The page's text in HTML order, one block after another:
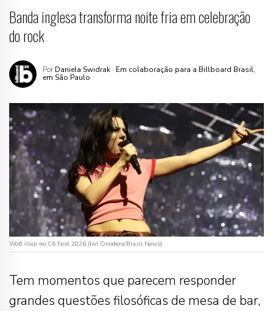
Banda inglesa transforma noite fria em celebração
do rock
Por Daniela Swidrak · Em colaboração para a Billboard Brasil,
em São Paulo
Wolf Alice no C6 Fest 2026 (Iwi Onodera/Brazil News)
Tem momentos que parecem responder
grandes questões filosóficas de mesa de bar,